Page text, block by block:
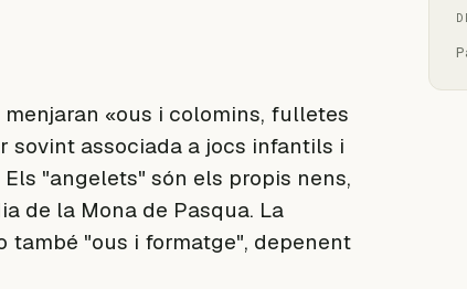
«ous i colomins, fulletes
sovint associada a jocs infantils i
"angelets" són els propis nens,
de la Mona de Pasqua. La
també "ous i formatge", depenent